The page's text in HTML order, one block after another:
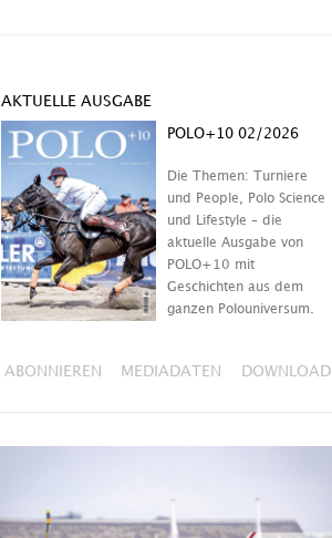
AKTUELLE AUSGABE
POLO+10 02/2026
Die Themen: Turniere
und People, Polo Science
und Lifestyle – die
aktuelle Ausgabe von
POLO+10 mit
Geschichten aus dem
ganzen Polouniversum.
ABONNIEREN MEDIADATEN DOWNLOAD